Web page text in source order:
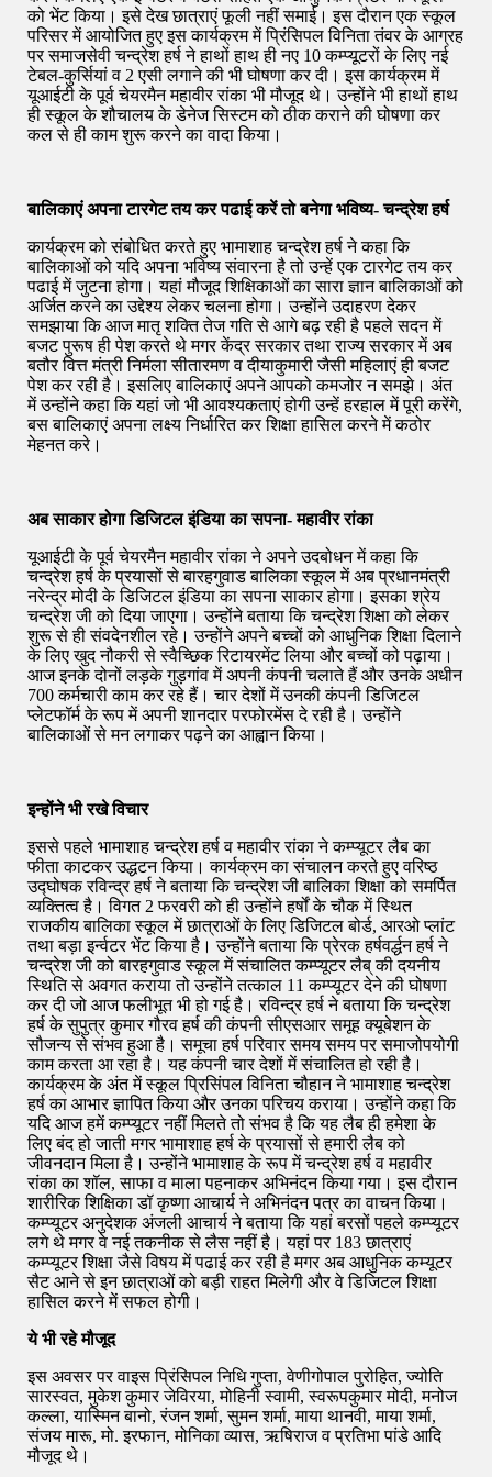
को भेंट किया। इसे देख छात्राएं फूली नहीं समाई। इस दौरान एक स्कूल
परिसर में आयोजित हुए इस कार्यक्रम में प्रिंसिपल विनिता तंवर के आग्रह
पर समाजसेवी चन्द्रेश हर्ष ने हाथों हाथ ही नए 10 कम्प्यूटरों के लिए नई
टेबल-कुर्सियां व 2 एसी लगाने की भी घोषणा कर दी। इस कार्यक्रम में
यूआईटी के पूर्व चेयरमैन महावीर रांका भी मौजूद थे। उन्होंने भी हाथों हाथ
ही स्कूल के शौचालय के डेनेज सिस्टम को ठीक कराने की घोषणा कर
कल से ही काम शुरू करने का वादा किया।
बालिकाएं अपना टारगेट तय कर पढाई करें तो बनेगा भविष्य- चन्द्रेश हर्ष
कार्यक्रम को संबोधित करते हुए भामाशाह चन्द्रेश हर्ष ने कहा कि
बालिकाओं को यदि अपना भविष्य संवारना है तो उन्हें एक टारगेट तय कर
पढाई में जुटना होगा। यहां मौजूद शिक्षिकाओं का सारा ज्ञान बालिकाओं को
अर्जित करने का उद्देश्य लेकर चलना होगा। उन्होंने उदाहरण देकर
समझाया कि आज मातृ शक्ति तेज गति से आगे बढ़ रही है पहले सदन में
बजट पुरूष ही पेश करते थे मगर केंद्र सरकार तथा राज्य सरकार में अब
बतौर वित्त मंत्री निर्मला सीतारमण व दीयाकुमारी जैसी महिलाएं ही बजट
पेश कर रही है। इसलिए बालिकाएं अपने आपको कमजोर न समझे। अंत
में उन्होंने कहा कि यहां जो भी आवश्यकताएं होगी उन्हें हरहाल में पूरी करेंगे,
बस बालिकाएं अपना लक्ष्य निर्धारित कर शिक्षा हासिल करने में कठोर
मेहनत करे।
अब साकार होगा डिजिटल इंडिया का सपना- महावीर रांका
यूआईटी के पूर्व चेयरमैन महावीर रांका ने अपने उदबोधन में कहा कि
चन्द्रेश हर्ष के प्रयासों से बारहगुवाड बालिका स्कूल में अब प्रधानमंत्री
नरेन्द्र मोदी के डिजिटल इंडिया का सपना साकार होगा। इसका श्रेय
चन्द्रेश जी को दिया जाएगा। उन्होंने बताया कि चन्द्रेश शिक्षा को लेकर
शुरू से ही संवदेनशील रहे। उन्होंने अपने बच्चों को आधुनिक शिक्षा दिलाने
के लिए खुद नौकरी से स्वैच्छिक रिटायरमेंट लिया और बच्चों को पढ़ाया।
आज इनके दोनों लड़के गुड़गांव में अपनी कंपनी चलाते हैं और उनके अधीन
700 कर्मचारी काम कर रहे हैं। चार देशों में उनकी कंपनी डिजिटल
प्लेटफॉर्म के रूप में अपनी शानदार परफोरमेंस दे रही है। उन्होंने
बालिकाओं से मन लगाकर पढ़ने का आह्वान किया।
इन्होंने भी रखे विचार
इससे पहले भामाशाह चन्द्रेश हर्ष व महावीर रांका ने कम्प्यूटर लैब का
फीता काटकर उद्धटन किया। कार्यक्रम का संचालन करते हुए वरिष्ठ
उद्घोषक रविन्द्र हर्ष ने बताया कि चन्द्रेश जी बालिका शिक्षा को समर्पित
व्यक्तित्व है। विगत 2 फरवरी को ही उन्होंने हर्षों के चौक में स्थित
राजकीय बालिका स्कूल में छात्राओं के लिए डिजिटल बोर्ड, आरओ प्लांट
तथा बड़ा इर्न्वटर भेंट किया है। उन्होंने बताया कि प्रेरक हर्षवर्द्धन हर्ष ने
चन्द्रेश जी को बारहगुवाड स्कूल में संचालित कम्प्यूटर लैब् की दयनीय
स्थिति से अवगत कराया तो उन्होंने तत्काल 11 कम्प्यूटर देने की घोषणा
कर दी जो आज फलीभूत भी हो गई है। रविन्द्र हर्ष ने बताया कि चन्द्रेश
हर्ष के सुपुत्र कुमार गौरव हर्ष की कंपनी सीएसआर समूह क्यूबेशन के
सौजन्य से संभव हुआ है। समूचा हर्ष परिवार समय समय पर समाजोपयोगी
काम करता आ रहा है। यह कंपनी चार देशों में संचालित हो रही है।
कार्यक्रम के अंत में स्कूल प्रिसिंपल विनिता चौहान ने भामाशाह चन्द्रेश
हर्ष का आभार ज्ञापित किया और उनका परिचय कराया। उन्होंने कहा कि
यदि आज हमें कम्प्यूटर नहीं मिलते तो संभव है कि यह लैब ही हमेशा के
लिए बंद हो जाती मगर भामाशाह हर्ष के प्रयासों से हमारी लैब को
जीवनदान मिला है। उन्होंने भामाशाह के रूप में चन्द्रेश हर्ष व महावीर
रांका का शॉल, साफा व माला पहनाकर अभिनंदन किया गया। इस दौरान
शारीरिक शिक्षिका डॉ कृष्णा आचार्य ने अभिनंदन पत्र का वाचन किया।
कम्प्यूटर अनुदेशक अंजली आचार्य ने बताया कि यहां बरसों पहले कम्प्यूटर
लगे थे मगर वे नई तकनीक से लैस नहीं है। यहां पर 183 छात्राएं
कम्प्यूटर शिक्षा जैसे विषय में पढाई कर रही है मगर अब आधुनिक कम्यूटर
सैट आने से इन छात्राओं को बड़ी राहत मिलेगी और वे डिजिटल शिक्षा
हासिल करने में सफल होगी।
ये भी रहे मौजूद
इस अवसर पर वाइस प्रिंसिपल निधि गुप्ता, वेणीगोपाल पुरोहित, ज्योति
सारस्वत, मुकेश कुमार जेविरया, मोहिनी स्वामी, स्वरूपकुमार मोदी, मनोज
कल्ला, यास्मिन बानो, रंजन शर्मा, सुमन शर्मा, माया थानवी, माया शर्मा,
संजय मारू, मो. इरफान, मोनिका व्यास, ऋषिराज व प्रतिभा पांडे आदि
मौजूद थे।